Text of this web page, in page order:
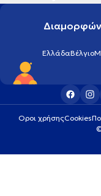
ΕλλάδαΒέλγιο
Οροι χρήσηςCookies